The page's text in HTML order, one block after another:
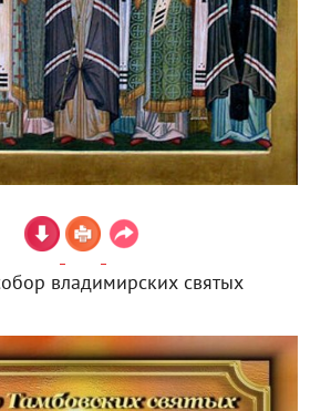
владимирских святых